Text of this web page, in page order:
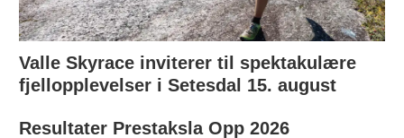
Valle Skyrace inviterer til spektakulære
fjellopplevelser i Setesdal 15. august
Resultater Prestaksla Opp 2026